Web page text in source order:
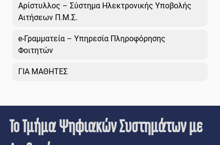
Αρίστυλλος – Σύστημα Ηλεκτρονικής Υποβολής
Αιτήσεων Π.Μ.Σ.
e-Γραμματεία – Υπηρεσία Πληροφόρησης
Φοιτητών
ΓΙΑ ΜΑΘΗΤΕΣ
Το Τμήμα Ψηφιακών Συστημάτων με